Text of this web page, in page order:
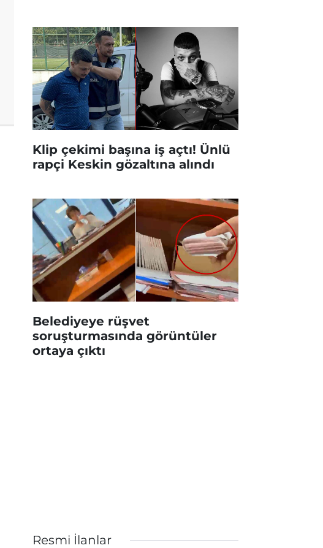
Klip çekimi başına iş açtı! Ünlü
rapçi Keskin gözaltına alındı
Belediyeye rüşvet
soruşturmasında görüntüler
ortaya çıktı
Resmi İlanlar